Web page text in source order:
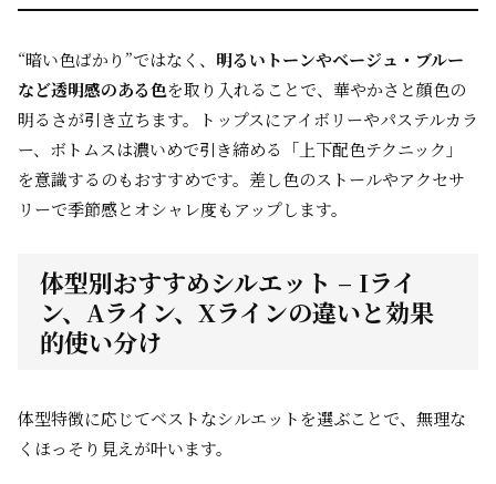
“暗い色ばかり”ではなく、 明るいトーンやベージュ・ブルー
など透明感のある色を取り入れることで、華やかさと顔色の
明るさが引き立ちます。トップスにアイボリーやパステルカラ
ー、ボトムスは濃いめで引き締める「上下配色テクニック」
を意識するのもおすすめです。差し色のストールやアクセサ
リーで季節感とオシャレ度もアップします。
体型別おすすめシルエット – Iライ
ン、Aライン、Xラインの違いと効果
的使い分け
体型特徴に応じてベストなシルエットを選ぶことで、無理な
くほっそり見えが叶います。